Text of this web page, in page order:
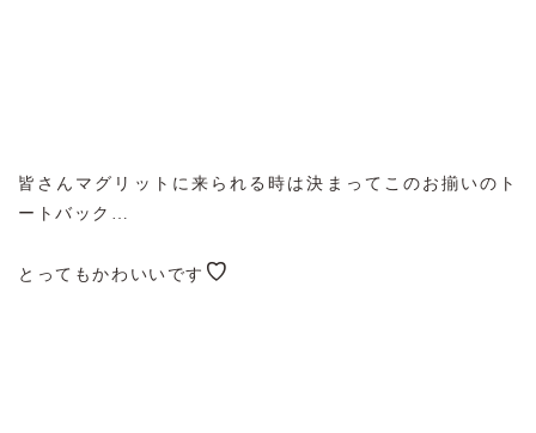
皆さんマグリットに来られる時は決まってこのお揃いのト
ートバック…
とってもかわいいです ♡